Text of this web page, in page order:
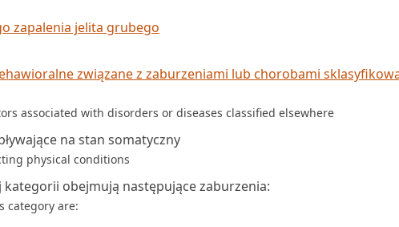
zapalenia jelita grubego
związane z zaburzeniami lub chorobami
associated with disorders or diseases classified elsewhere
na stan somatyczny
physical conditions
kategorii obejmują następujące zaburzenia:
category are: